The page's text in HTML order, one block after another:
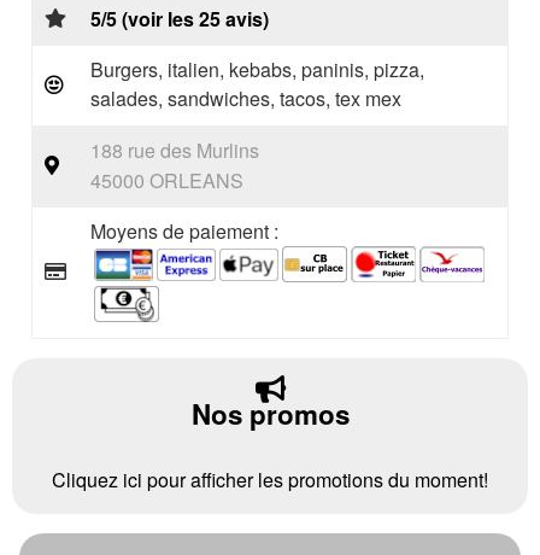
5/5 (voir les 25 avis)
Burgers, italien, kebabs, paninis, pizza,
salades, sandwiches, tacos, tex mex
188 rue des Murlins
45000 ORLEANS
Moyens de paiement :
Nos promos
Cliquez ici pour afficher les promotions du moment!